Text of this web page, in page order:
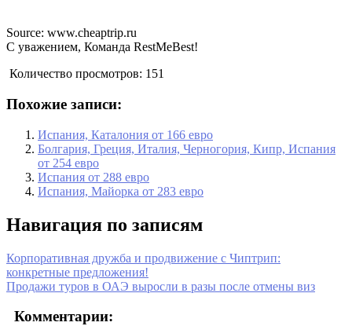
Source: www.cheaptrip.ru
С уважением, Команда RestMeBest!
Количество просмотров: 151
Похожие записи:
Испания, Каталония от 166 евро
Болгария, Греция, Италия, Черногория, Кипр, Испания
от 254 евро
Испания от 288 евро
Испания, Майорка от 283 евро
Навигация по записям
Корпоративная дружба и продвижение с Чиптрип:
конкретные предложения!
Продажи туров в ОАЭ выросли в разы после отмены виз
Комментарии: